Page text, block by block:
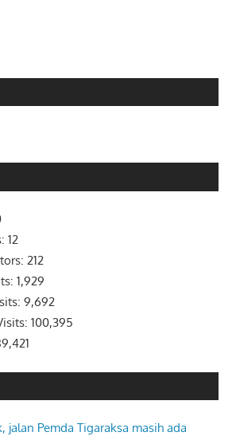
12
212
1,929
9,692
100,395
jalan Pemda Tigaraksa masih ada